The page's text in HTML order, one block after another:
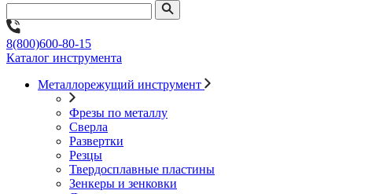
8(800)600-80-15
Каталог инструмента
Металлорежущий инструмент
Фрезы по металлу
Сверла
Развертки
Резцы
Твердосплавные пластины
Зенкеры и зенковки